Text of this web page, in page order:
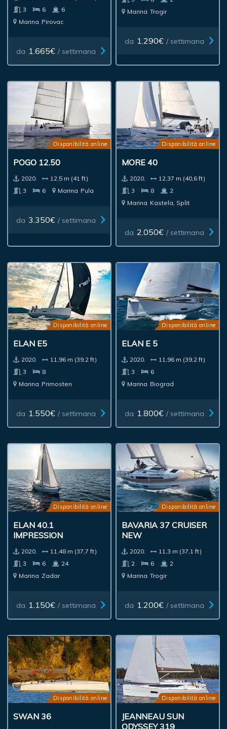
3
6
6
Marina Pirovac
da 1.665€ / settimana
Marina Trogir
da 1.290€ / settimana
Disponibilità online
POGO 12.50
2020.
12,5 m (41 ft)
3
6 Marina Pula
da 3.350€ / settimana
Disponibilità online
MORE 40
2020.
12,37 m (40,6 ft)
3
8
2
Marina Kastela, Split
da 2.050€ / settimana
Disponibilità online
ELAN E5
2020.
11,96 m (39,2 ft)
3
8
Marina Primosten
da 1.550€ / settimana
Disponibilità online
ELAN E 5
2020.
11,96 m (39,2 ft)
3
6
Marina Biograd
da 1.800€ / settimana
Disponibilità online
ELAN 40.1
IMPRESSION
2020.
11,48 m (37,7 ft)
3
6
24
Marina Zadar
da 1.150€ / settimana
Disponibilità online
BAVARIA 37 CRUISER
NEW
2020.
11,3 m (37,1 ft)
2
6
2
Marina Trogir
da 1.200€ / settimana
Disponibilità online
SWAN 36
Disponibilità online
JEANNEAU SUN
ODYSSEY 319